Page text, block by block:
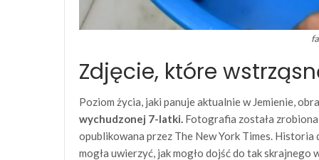
Zdjęcie, które
Poziom życia, jaki panuje aktualnie w Jemienie,
wychudzonej 7-latki. Fotografia została zrobiona
opublikowana przez The New York Times.
mogła uwierzyć, jak mogło dojść do tak